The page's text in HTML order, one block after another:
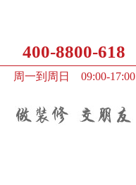
400-8800-618
周一到周日 09:00-17:00